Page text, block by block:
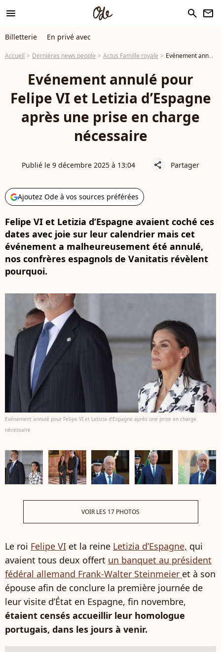
menu search newsletter
Billetterie En privé avec
Accueil Dernières news people Actus Famille royale Evénement annulé pour Felipe VI et Letizia d’Espagne après une prise en charge nécessaire
Evénement annulé pour
Felipe VI et Letizia d’Espagne
après une prise en charge
nécessaire
Publié le 9 décembre 2025 à 13:04 share Partager
Ajoutez Ode à vos sources préférées
Felipe VI et Letizia d’Espagne avaient coché ces
dates avec joie sur leur calendrier mais cet
événement a malheureusement été annulé,
nos confrères espagnols de Vanitatis révèlent
pourquoi.
Evénement annulé pour Felipe VI et Letizia d’Espagne après une prise en charge
nécessaire
VOIR LES 17 PHOTOS
Le roi Felipe VI et la reine Letizia d’Espagne, qui
avaient tous deux offert un banquet au président
fédéral allemand Frank-Walter Steinmeier et à son
épouse afin de conclure la première journée de
leur visite d’État en Espagne, fin novembre,
étaient censés accueillir leur homologue
portugais, dans les jours à venir.